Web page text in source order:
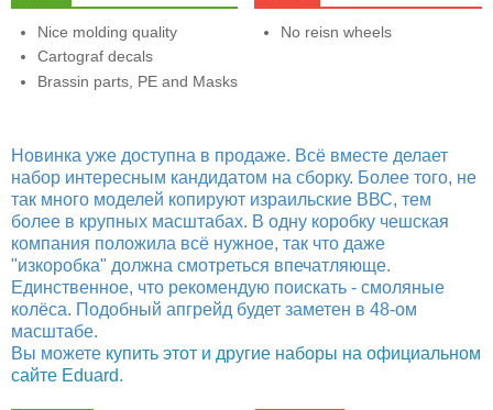
Nice molding quality
Cartograf decals
Brassin parts, PE and Masks
No reisn wheels
Новинка уже доступна в продаже. Всё вместе делает
набор интересным кандидатом на сборку. Более того, не
так много моделей копируют израильские ВВС, тем
более в крупных масштабах. В одну коробку чешская
компания положила всё нужное, так что даже
"изкоробка" должна смотреться впечатляюще.
Единственное, что рекомендую поискать - смоляные
колёса. Подобный апгрейд будет заметен в 48-ом
масштабе.
Вы можете купить этот и другие наборы на официальном
сайте Eduard.